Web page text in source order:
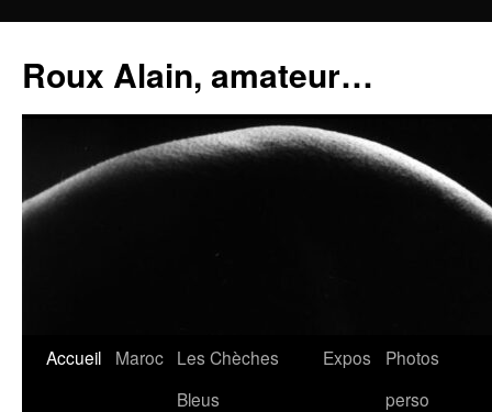
contenu
Roux Alain, amateur…
Accueil Maroc Les Chèches
Bleus
Expos
Photos
perso